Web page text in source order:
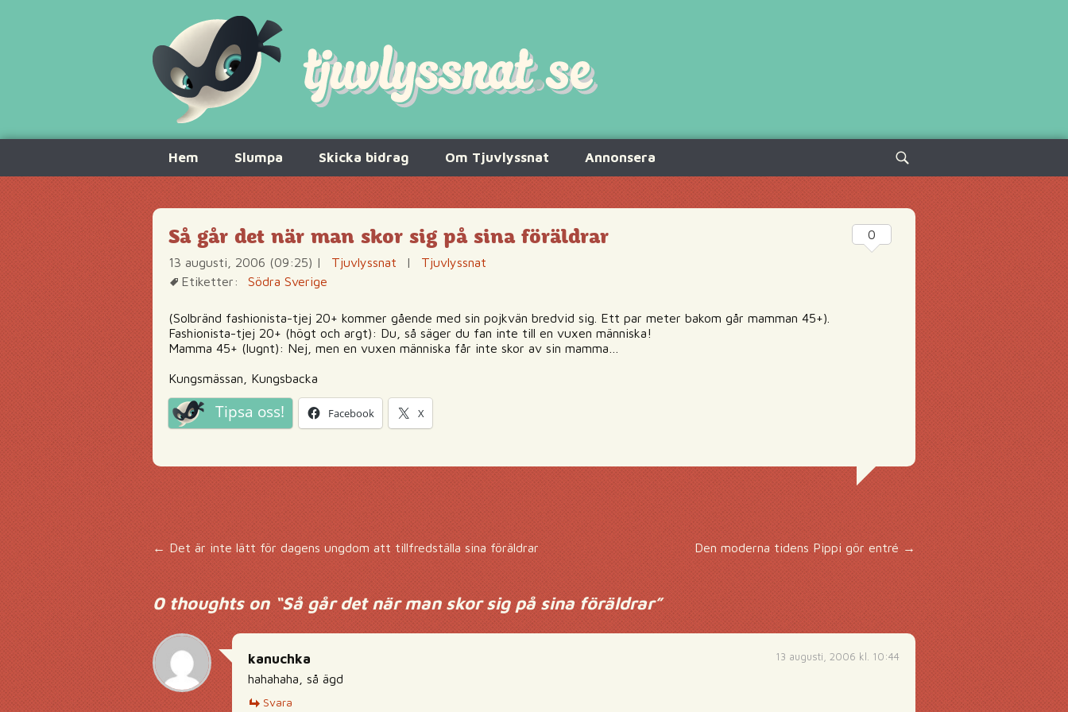
innehåll
Hem Slumpa Skicka bidrag Om Tjuvlyssnat Annonsera
Sök
efter:
Så går det när man skor sig på sina föräldrar
13 augusti, 2006 (09:25) | Tjuvlyssnat |
Tjuvlyssnat
Etiketter:
Södra Sverige
(Solbränd fashionista-tjej 20+ kommer gående med sin pojkvän bredvid sig. Ett par meter bakom går mamman 45+).
Fashionista-tjej 20+ (högt och argt): Du, så säger du fan inte till en vuxen människa!
Mamma 45+ (lugnt): Nej, men en vuxen människa får inte skor av sin mamma…
Kungsmässan, Kungsbacka
Tipsa oss! Facebook X
0
Inläggsnavigering
← Det är inte lätt för dagens ungdom att tillfredställa sina föräldrar Den moderna tidens Pippi gör entré→
0 thoughts on “Så går det när man skor sig på sina föräldrar”
13 augusti, 2006 kl. 10:44
kanuchka
hahahaha, så ägd
Svara